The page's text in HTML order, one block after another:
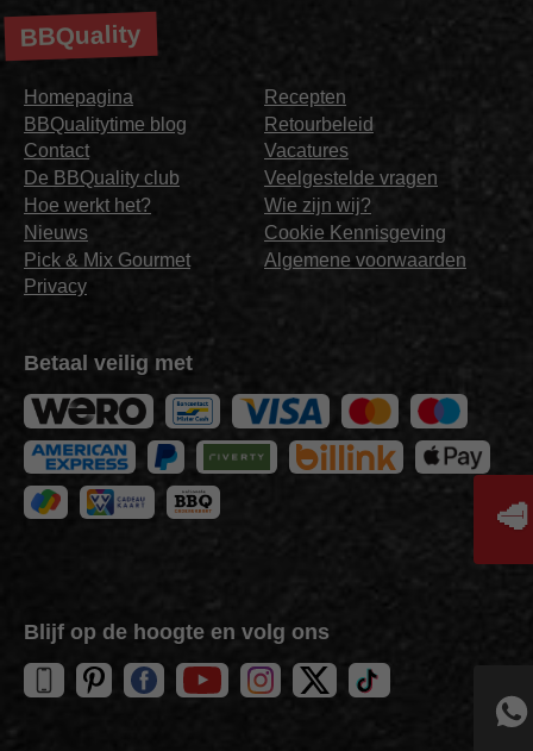
BBQuality
Homepagina
BBQualitytime blog
Contact
De BBQuality club
Hoe werkt het?
Nieuws
Pick & Mix Gourmet
Privacy
Recepten
Retourbeleid
Vacatures
Veelgestelde vragen
Wie zijn wij?
Cookie Kennisgeving
Algemene voorwaarden
Betaal veilig met
Blijf op de hoogte en volg ons
🥩